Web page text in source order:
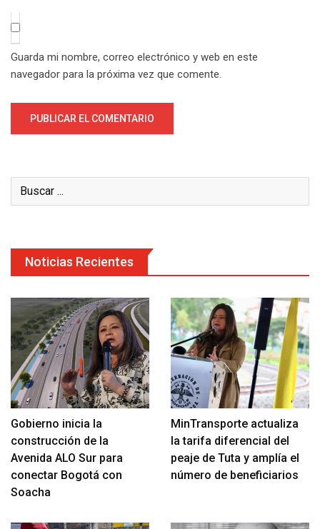
Guarda mi nombre, correo electrónico y web en este
navegador para la próxima vez que comente.
Noticias Recientes
Gobierno inicia la
construcción de la
Avenida ALO Sur para
conectar Bogotá con
Soacha
MinTransporte actualiza
la tarifa diferencial del
peaje de Tuta y amplía el
número de beneficiarios